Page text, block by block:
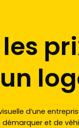
d’une
et de